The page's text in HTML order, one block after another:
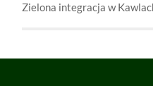
Zielona integracja w